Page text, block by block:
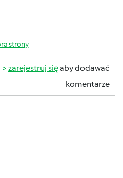
strony
zarejestruj sięaby dodawać
komentarze